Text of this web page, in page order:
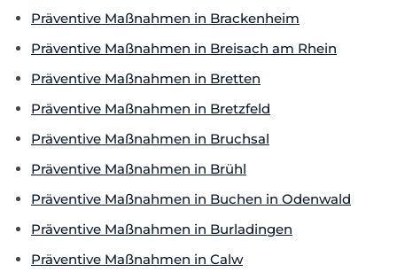
Präventive Maßnahmen in Brackenheim
Präventive Maßnahmen in Breisach am Rhein
Präventive Maßnahmen in Bretten
Präventive Maßnahmen in Bretzfeld
Präventive Maßnahmen in Bruchsal
Präventive Maßnahmen in Brühl
Präventive Maßnahmen in Buchen in Odenwald
Präventive Maßnahmen in Burladingen
Präventive Maßnahmen in Calw